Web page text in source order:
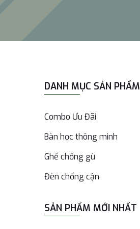
DANH MỤC SẢN PHẨM
Combo Ưu Đãi
Bàn học thông minh
Ghế chống gù
Đèn chống cận
SẢN PHẨM MỚI NHẤT